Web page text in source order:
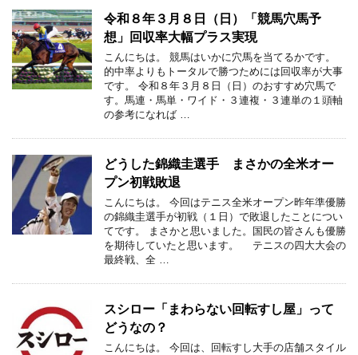
令和８年３月８日（日）「競馬穴馬予
想」回収率大幅プラス実現
こんにちは。 競馬はいかに穴馬を当てるかです。
的中率よりもトータルで勝つためには回収率が大事
です。 令和８年３月８日（日）のおすすめ穴馬で
す。馬連・馬単・ワイド・３連複・３連単の１頭軸
の参考になれば …
どうした錦織圭選手 まさかの全米オー
プン初戦敗退
こんにちは。 今回はテニス全米オープン昨年準優勝
の錦織圭選手が初戦（１日）で敗退したことについ
てです。 まさかと思いました。国民の皆さんも優勝
を期待していたと思います。 テニスの四大大会の
最終戦、全 …
スシロー「まわらない回転すし屋」って
どうなの？
こんにちは。 今回は、回転すし大手の店舗スタイル